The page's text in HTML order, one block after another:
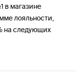
в магазине
лояльности,
на следующих